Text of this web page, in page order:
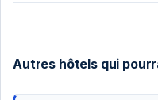
Autres hôtels qui